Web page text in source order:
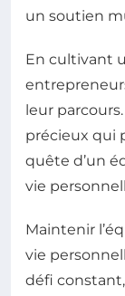
un soutien
En cultivant
leur
précieux qui
quête d’un
vie
Maintenir
vie
défi